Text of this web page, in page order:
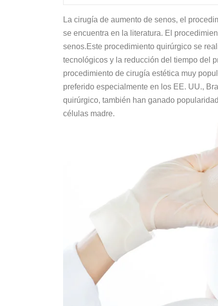
La cirugía de aumento de senos, el
se encuentra en la literatura. El
senos.Este procedimiento quirúrgico se
tecnológicos y la reducción del tiempo del
procedimiento de cirugía estética muy
preferido especialmente en los EE. UU.,
quirúrgico, también han ganado
células madre.